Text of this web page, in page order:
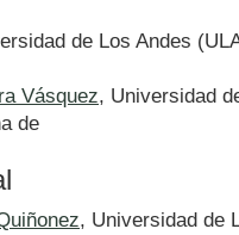
de Los Andes
Vásquez, Universidad
de
, Universidad de